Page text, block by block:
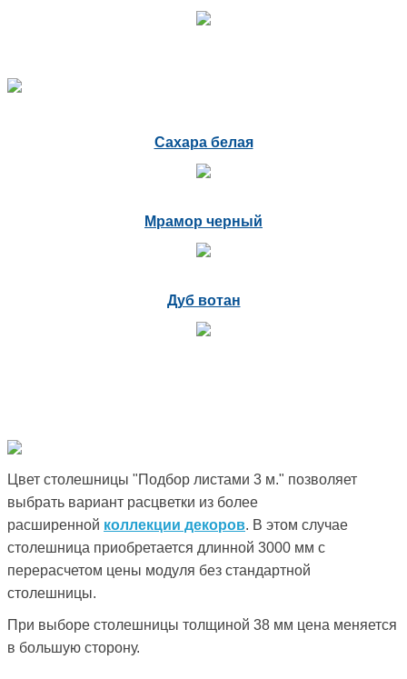
Сахара белая
Мрамор черный
Дуб вотан
Цвет столешницы "Подбор листами 3 м." позволяет
выбрать вариант расцветки из более
расширенной коллекции декоров. В этом случае
столешница приобретается длинной 3000 мм с
перерасчетом цены модуля без стандартной
столешницы.
При выборе столешницы толщиной 38 мм цена меняется
в большую сторону.